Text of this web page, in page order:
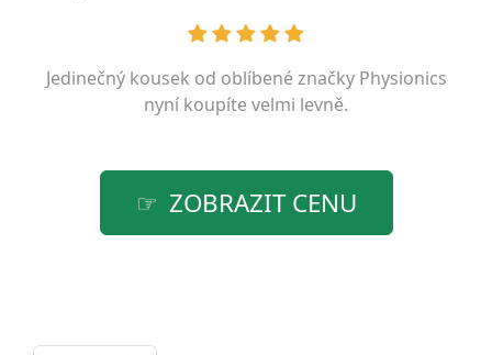
Jedinečný kousek od oblíbené značky Physionics
nyní koupíte velmi levně.
ZOBRAZIT CENU